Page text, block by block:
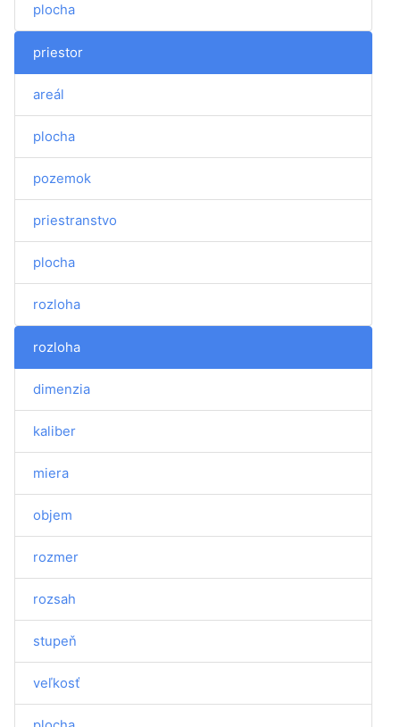
plocha
priestor
areál
plocha
pozemok
priestranstvo
plocha
rozloha
rozloha
dimenzia
kaliber
miera
objem
rozmer
rozsah
stupeň
veľkosť